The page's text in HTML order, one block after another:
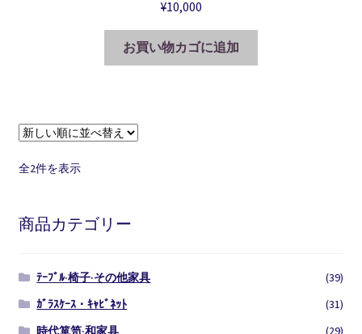
¥10,000
お買い物カゴに追加
全2件を表示新
順
商品カテゴリー
ﾃｰﾌﾞﾙ·椅子·その他家具
(39)
ｶﾞﾗｽｹｰｽ・ｷｬﾋﾞﾈｯﾄ
(31)
時代箪笥·和家具
(29)